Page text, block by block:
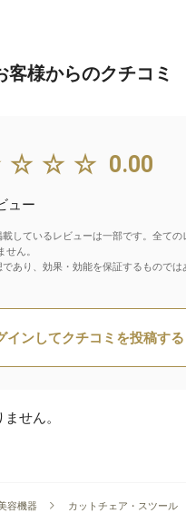
客様からのクチコミ
0.00
ュー
しているレビューは一部です。全ての
せん。
あり、効果・効能を保証するものでは
インしてクチコミを投稿する
せん。
容機器
カットチェア・スツール